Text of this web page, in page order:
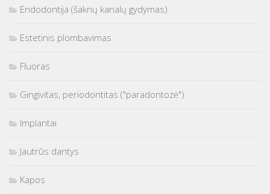
Endodontija (šaknų kanalų gydymas)
Estetinis plombavimas
Fluoras
Gingivitas, periodontitas ("paradontozė")
Implantai
Jautrūs dantys
Kapos